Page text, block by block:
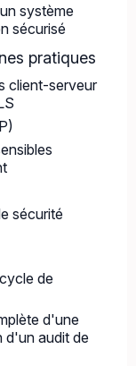
système
sécurisé
pratiques
client-serveur
sécurité
de
d'une
d'un audit de